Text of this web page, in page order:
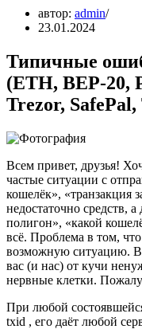
автор: admin
23.01.2024
Типичные
(ETH, BEP-20,
Trezor,
Всем привет, друзья!
частые ситуации с
кошелёк», «транзакция
недостаточно средств,
полигон», «какой
всё. Проблема в том,
возможную ситуацию.
вас (и нас) от кучи
нервные клетки.
При любой
txid , его даёт любой